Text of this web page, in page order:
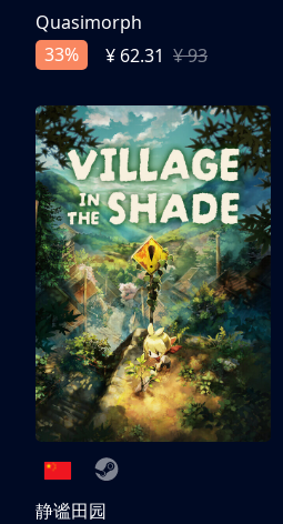
Quasimorph
33%
¥ 62.31 ¥ 93
静谧田园